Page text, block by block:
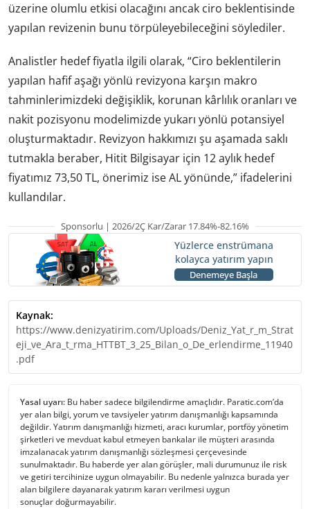
üzerine olumlu etkisi olacağını ancak ciro beklentisinde
yapılan revizenin bunu törpüleyebileceğini söylediler.
Analistler hedef fiyatla ilgili olarak, “Ciro beklentilerin
yapılan hafif aşağı yönlü revizyona karşın makro
tahminlerimizdeki değişiklik, korunan kârlılık oranları ve
nakit pozisyonu modelimizde yukarı yönlü potansiyel
oluşturmaktadır. Revizyon hakkımızı şu aşamada saklı
tutmakla beraber, Hitit Bilgisayar için 12 aylık hedef
fiyatımız 73,50 TL, önerimiz ise AL yönünde,” ifadelerini
kullandılar.
Sponsorlu | 2026/2Ç Kar/Zarar 17.84%-82.16%
Yüzlerce enstrümana
kolayca yatırım yapın
Denemeye Başla
Kaynak:
https://www.denizyatirim.com/Uploads/Deniz_Yat_r_m_Strat
eji_ve_Ara_t_rma_HTTBT_3_25_Bilan_o_De_erlendirme_11940
.pdf
Yasal uyarı: Bu haber sadece bilgilendirme amaçlıdır. Paratic.com’da
yer alan bilgi, yorum ve tavsiyeler yatırım danışmanlığı kapsamında
değildir. Yatırım danışmanlığı hizmeti, aracı kurumlar, portföy yönetim
şirketleri ve mevduat kabul etmeyen bankalar ile müşteri arasında
imzalanacak yatırım danışmanlığı sözleşmesi çerçevesinde
sunulmaktadır. Bu haberde yer alan görüşler, mali durumunuz ile risk
ve getiri tercihinize uygun olmayabilir. Bu nedenle yalnızca burada yer
alan bilgilere dayanarak yatırım kararı verilmesi uygun
sonuçlar doğurmayabilir.